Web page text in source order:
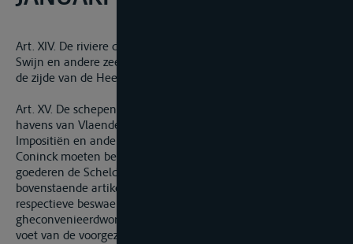
Art. XIV. De riviere de Schel­de als mede de Canalen van 't Sas,
Swijn en andere zeegaten daer op responderende, zullen van
de zijde van de Heeren-Staten gesloten worden gehouden.
Art. XV. De schepen en goederen komende in ende uyt de
havens van Vlaenderen respectieve, zullen met alle sodanige
Impositiën en andere lasten by den voorge­segde heeren
Coninck moeten beswaert worden ende blij­ven, al de
goederen de Schelde en d'andere Canalen in het
bovenstaende artikel begrepen in 't op ende afgaan
respectieve beswaert worden; ende sal hier na
gheconvenieerdworden tus­schen par­tijen wedersijts over den
voet van de voorgezegde esgalen belastingen.